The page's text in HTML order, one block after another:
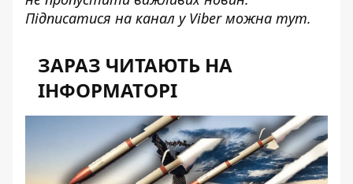
Підписатися на канал у Viber можна тут.
ЗАРАЗ ЧИТАЮТЬ НА
ІНФОРМАТОРІ